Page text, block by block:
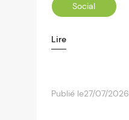
Social
Lire
Publié le27/07/2026